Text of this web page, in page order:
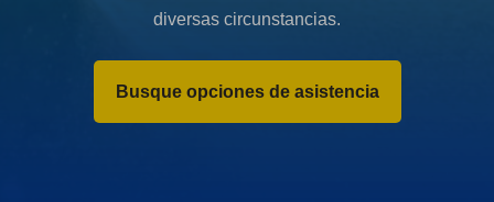
diversas circunstancias.
Busque opciones de asistencia